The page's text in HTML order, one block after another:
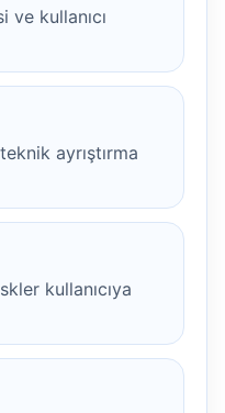
ve kullanıcı
ayrıştırma
kullanıcıya